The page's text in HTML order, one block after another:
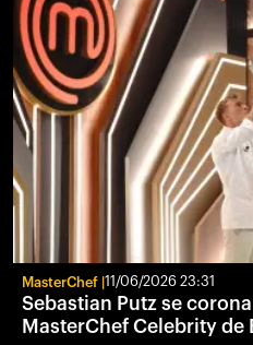
MasterChef 11/06/2026 23:31
Sebastian Putz se
MasterChef Celebrity de